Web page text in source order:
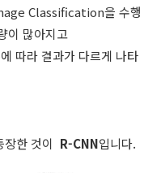
Classification을 수행
이 많아지고
따라 결과가 다르게 나타
한 것이 R-CNN입니다.